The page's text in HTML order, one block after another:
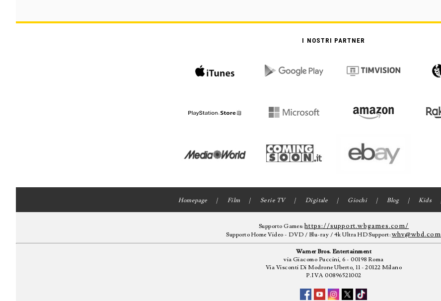
I NOSTRI PARTNER
Homepage Film Serie TV Digitale Giochi Blog Kids
Supporto Games:https://support.wbgames.com/
Supporto Home Video - DVD / Blu-ray / 4k Ultra HD Support:whv@wbd.com
Warner Bros. Entertainment
via Giacomo Puccini, 6 - 00198 Roma
Via Visconti Di Modrone Uberto, 11 - 20122 Milano
P.IVA 00896521002